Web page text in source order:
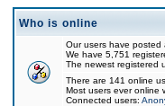
Who is online
Our users have
We have 5,751
The newest registered
There are 141 online
Most users ever online
Connected users: